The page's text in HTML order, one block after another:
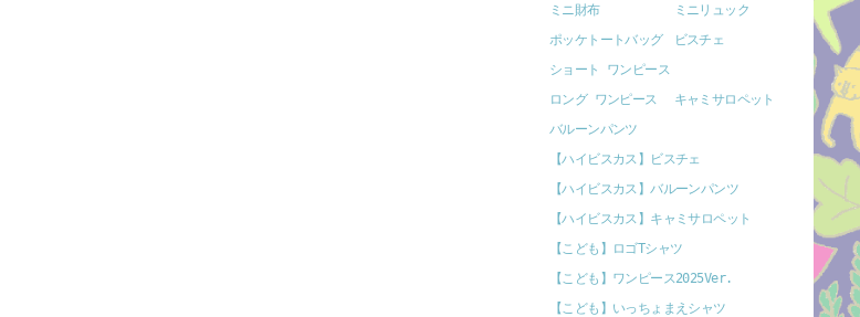
ミニ財布
ミニリュック
ポッケトートバッグ
ビスチェ
ショート ワンピース
ロング ワンピース
キャミサロペット
バルーンパンツ
【ハイビスカス】ビスチェ
【ハイビスカス】バルーンパンツ
【ハイビスカス】キャミサロペット
【こども】ロゴTシャツ
【こども】ワンピース2025Ver.
【こども】いっちょまえシャツ